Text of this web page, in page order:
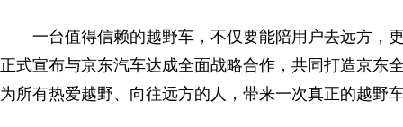
一台值得信赖的越野车，不仅要能陪用户去远方，
正式宣布与京东汽车达成全面战略合作，共同打造京东
为所有热爱越野、向往远方的人，带来一次真正的越野